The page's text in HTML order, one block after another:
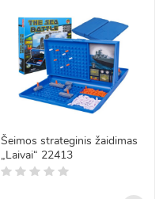
Šeimos strateginis žaidimas
„Laivai“ 22413